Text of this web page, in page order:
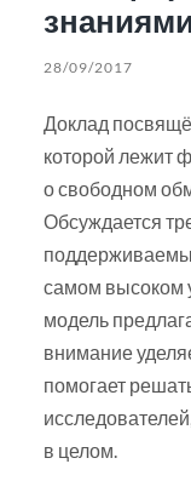
28/09/2017
Доклад
которой лежит
о свободном
Обсуждается
самом высоком
модель
внимание
помогает
в целом.